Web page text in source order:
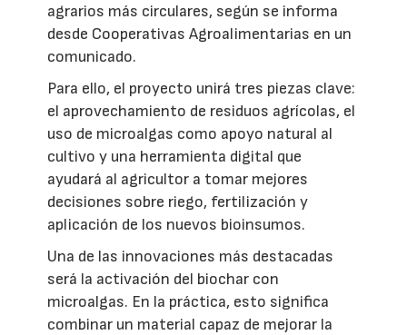
agrarios más circulares, según se informa
desde Cooperativas Agroalimentarias en un
comunicado.
Para ello, el proyecto unirá tres piezas clave:
el aprovechamiento de residuos agrícolas, el
uso de microalgas como apoyo natural al
cultivo y una herramienta digital que
ayudará al agricultor a tomar mejores
decisiones sobre riego, fertilización y
aplicación de los nuevos bioinsumos.
Una de las innovaciones más destacadas
será la activación del biochar con
microalgas. En la práctica, esto significa
combinar un material capaz de mejorar la